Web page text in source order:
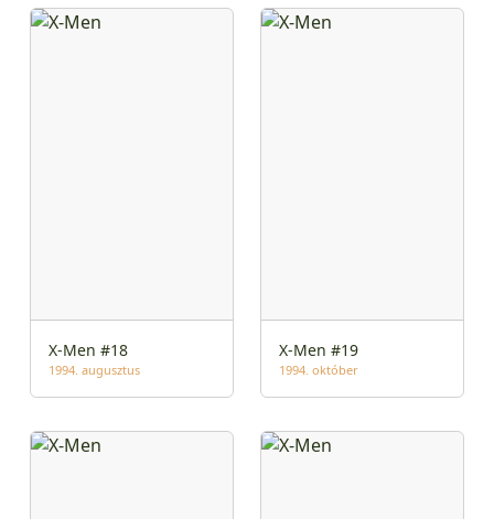
X-Men #18
1994. augusztus
X-Men #19
1994. október